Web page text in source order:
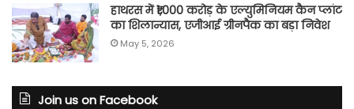
हाथरस में ₹1,000 करोड़ के एल्युमिनियम कैन प्लांट
का शिलान्यास, एजीआई ग्रीनपैक का बड़ा निवेश
May 5, 2026
Join us on Facebook